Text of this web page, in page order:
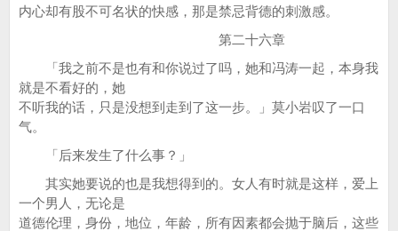
内心却有股不可名状的快感，那是禁忌背德的刺激感。
第二十六章
「我之前不是也有和你说过了吗，她和冯涛一起，本身我
就是不看好的，她
不听我的话，只是没想到走到了这一步。」莫小岩叹了一口
气。
「后来发生了什么事？」
其实她要说的也是我想得到的。女人有时就是这样，爱上
一个男人，无论是
道德伦理，身份，地位，年龄，所有因素都会抛于脑后，这些